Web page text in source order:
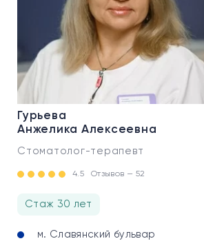
Гурьева
Анжелика Алексеевна
Стоматолог-терапевт
4.5 Отзывов — 52
Стаж 30 лет
м. Славянский бульвар